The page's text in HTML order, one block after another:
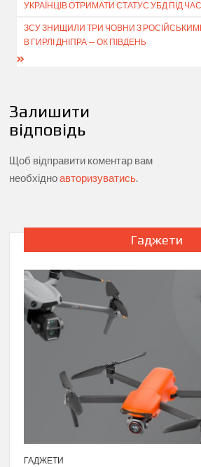
УКРАЇНЦІВ ОТРИМАТИ СТАТУС УБД ПІД
ЗСУ ЗНИЩИЛИ ТРИ ЧОВНИ З
В ГИРЛІ ДНІПРА — ОК ПІВДЕНЬ
Залишити
відповідь
Щоб відправити коментар вам
необхідноавторизуватись.
Гаджети
ГАДЖЕТИ